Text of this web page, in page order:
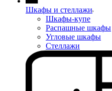
Шкафы и стеллажи
Шкафы-купе
Распашные шкафы
Угловые шкафы
Стеллажи